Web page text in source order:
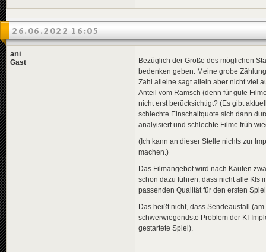
26.06.2022 16:05
ani
Gast
Bezüglich der Größe des möglichen
bedenken geben. Meine grobe
Zahl alleine sagt allein aber nicht viel
Anteil vom Ramsch (denn für gute
nicht erst berücksichtigt? (Es gibt
schlechte Einschaltquote sich dann
analyisiert und schlechte Filme früh
(Ich kann an dieser Stelle nichts zur
machen.)
Das Filmangebot wird nach Käufen
schon dazu führen, dass nicht alle KIs
passenden Qualität für den ersten
Das heißt nicht, dass Sendeausfall
schwerwiegendste Problem der KI-
gestartete Spiel).